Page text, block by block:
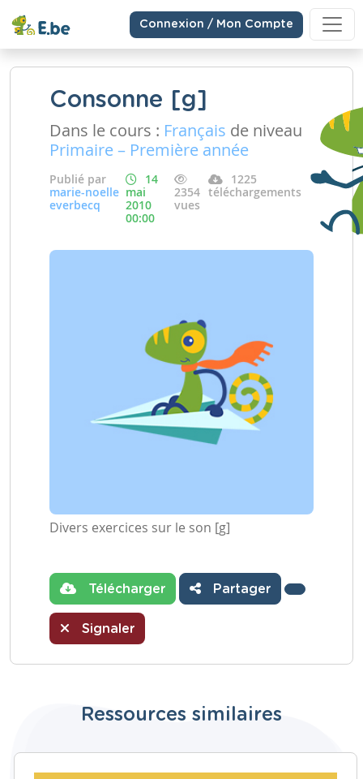
Connexion / Mon Compte
Consonne [g]
Dans le cours : Français de niveau
Primaire – Première année
Publié par
marie-noelle
everbecq
14
mai
2010
00:00
2354
vues
1225
téléchargements
Divers exercices sur le son [g]
Télécharger Partager
Signaler
Ressources similaires